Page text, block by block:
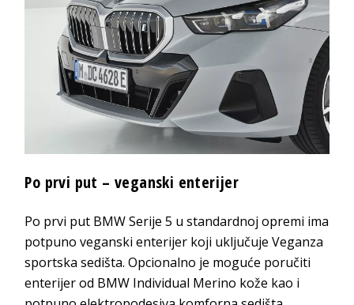
Po prvi put – veganski enterijer
Po prvi put BMW Serije 5 u standardnoj opremi ima
potpuno veganski enterijer koji uključuje Veganza
sportska sedišta. Opcionalno je moguće poručiti
enterijer od BMW Individual Merino kože kao i